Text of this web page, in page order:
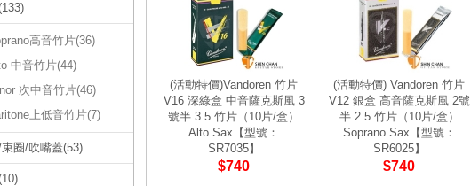
高音竹片(36)
中音竹片(44)
次中音竹片(46)
上低音竹片(7)
圈/吹嘴蓋(53)
(活動特價)Vandoren 竹片
V16 深綠盒 中音薩克斯風 3
號半 3.5 竹片（10片/盒）
Alto Sax【型號：
SR7035】
$740
(活動特價) Vandoren 竹片
V12 銀盒 高音薩克斯風 2號
半 2.5 竹片（10片/盒）
Soprano Sax【型號：
SR6025】
$740